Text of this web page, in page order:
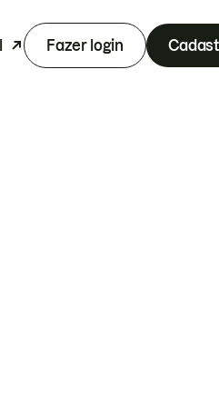
Fazer login